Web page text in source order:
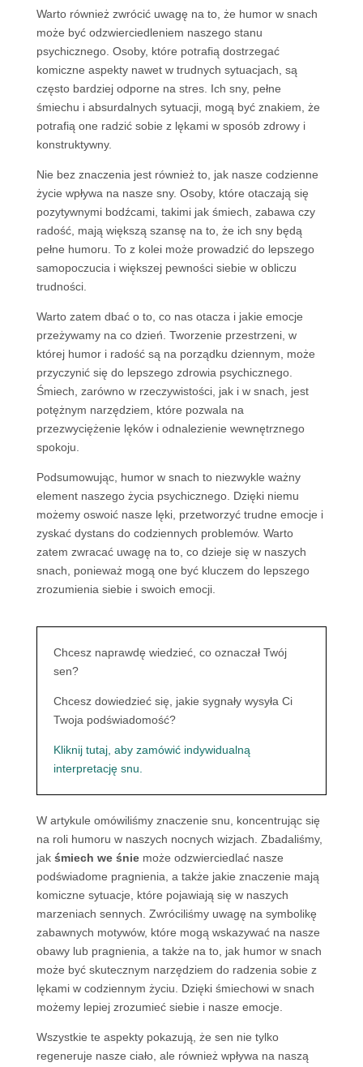
Warto również zwrócić uwagę na to, że humor w snach
może być odzwierciedleniem naszego stanu
psychicznego. Osoby, które potrafią dostrzegać
komiczne aspekty nawet w trudnych sytuacjach, są
często bardziej odporne na stres. Ich sny, pełne
śmiechu i absurdalnych sytuacji, mogą być znakiem, że
potrafią one radzić sobie z lękami w sposób zdrowy i
konstruktywny.
Nie bez znaczenia jest również to, jak nasze codzienne
życie wpływa na nasze sny. Osoby, które otaczają się
pozytywnymi bodźcami, takimi jak śmiech, zabawa czy
radość, mają większą szansę na to, że ich sny będą
pełne humoru. To z kolei może prowadzić do lepszego
samopoczucia i większej pewności siebie w obliczu
trudności.
Warto zatem dbać o to, co nas otacza i jakie emocje
przeżywamy na co dzień. Tworzenie przestrzeni, w
której humor i radość są na porządku dziennym, może
przyczynić się do lepszego zdrowia psychicznego.
Śmiech, zarówno w rzeczywistości, jak i w snach, jest
potężnym narzędziem, które pozwala na
przezwyciężenie lęków i odnalezienie wewnętrznego
spokoju.
Podsumowując, humor w snach to niezwykle ważny
element naszego życia psychicznego. Dzięki niemu
możemy oswoić nasze lęki, przetworzyć trudne emocje i
zyskać dystans do codziennych problemów. Warto
zatem zwracać uwagę na to, co dzieje się w naszych
snach, ponieważ mogą one być kluczem do lepszego
zrozumienia siebie i swoich emocji.
Chcesz naprawdę wiedzieć, co oznaczał Twój
sen?
Chcesz dowiedzieć się, jakie sygnały wysyła Ci
Twoja podświadomość?
Kliknij tutaj, aby zamówić indywidualną
interpretację snu.
W artykule omówiliśmy znaczenie snu, koncentrując się
na roli humoru w naszych nocnych wizjach. Zbadaliśmy,
jak śmiech we śniemoże odzwierciedlać nasze
podświadome pragnienia, a także jakie znaczenie mają
komiczne sytuacje, które pojawiają się w naszych
marzeniach sennych. Zwróciliśmy uwagę na symbolikę
zabawnych motywów, które mogą wskazywać na nasze
obawy lub pragnienia, a także na to, jak humor w snach
może być skutecznym narzędziem do radzenia sobie z
lękami w codziennym życiu. Dzięki śmiechowi w snach
możemy lepiej zrozumieć siebie i nasze emocje.
Wszystkie te aspekty pokazują, że sen nie tylko
regeneruje nasze ciało, ale również wpływa na naszą